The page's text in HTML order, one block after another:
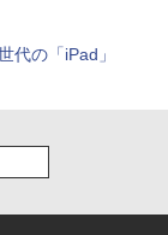
代の「iPad」